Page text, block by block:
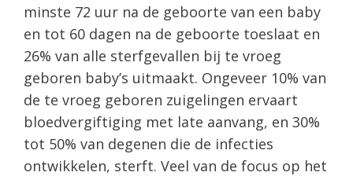
minste 72 uur na de geboorte van een baby
en tot 60 dagen na de geboorte toeslaat en
26% van alle sterfgevallen bij te vroeg
geboren baby’s uitmaakt. Ongeveer 10% van
de te vroeg geboren zuigelingen ervaart
bloedvergiftiging met late aanvang, en 30%
tot 50% van degenen die de infecties
ontwikkelen, sterft. Veel van de focus op het